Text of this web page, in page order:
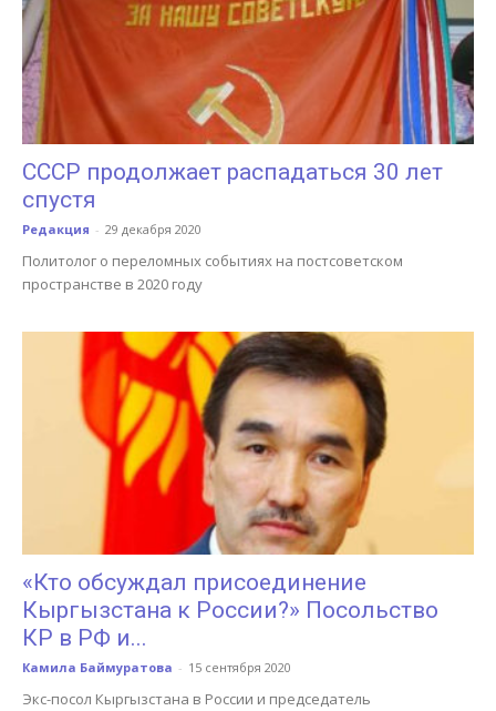
СССР продолжает распадаться 30 лет
спустя
Редакция - 29 декабря 2020
Политолог о переломных событиях на постсоветском
пространстве в 2020 году
«Кто обсуждал присоединение
Кыргызстана к России?» Посольство
КР в РФ и...
Камила Баймуратова - 15 сентября 2020
Экс-посол Кыргызстана в России и председатель